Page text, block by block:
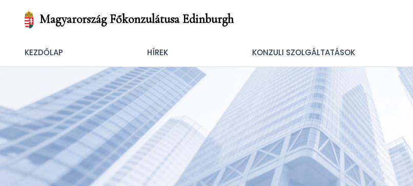
Magyarország Főkonzulátusa Edinburgh
KEZDŐLAP HÍREK KONZULI SZOLGÁLTATÁSOK